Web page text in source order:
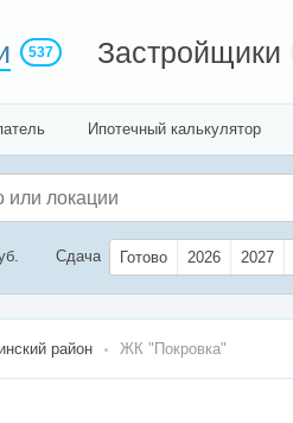
537 Застройщики
Ипотечный калькулятор
Сдача Готово 2026 2027
район ЖК "Покровка"